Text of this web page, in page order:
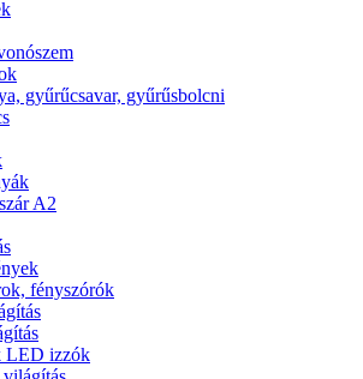
gyűrűcsavar, gyűrűsbolcni
A2
fényszórók
LED izzók